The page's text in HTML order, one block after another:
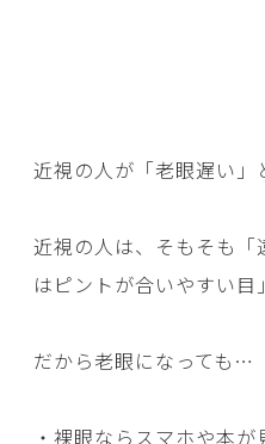
近視の人が「老眼遅い」
近視の人は、そもそも「
はピントが合いやすい目」
だから老眼になっても…
・裸眼ならスマホや本が